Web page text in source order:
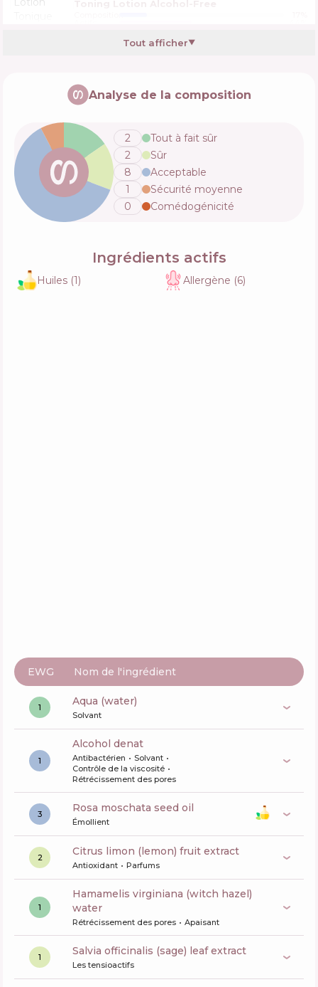
Tout afficher▼
Analyse de la composition
2
Tout à fait sûr
2
Sûr
8
Acceptable
1
Sécurité moyenne
0
Comédogénicité
Ingrédients actifs
Huiles (1) Allergène (6)
EWG Nom de l'ingrédient
1 aqua (water)
Solvant
1
alcohol denat
Antibactérien
Solvant
Contrôle de la viscosité
Rétrécissement des pores
3 rosa moschata seed oil
Émollient
2 citrus limon (lemon) fruit extract
Antioxidant Parfums
1
hamamelis virginiana (witch hazel)
water
Rétrécissement des pores Apaisant
1 salvia officinalis (sage) leaf extract
Les tensioactifs